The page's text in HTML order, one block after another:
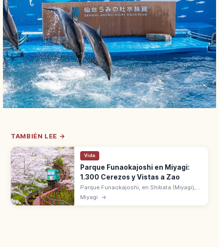
TAMBIÉN LEE →
Vida
Parque Funaokajoshi en Miyagi:
1.300 Cerezos y Vistas a Zao
Parque Funaokajoshi, en Shibata (Miyagi),
tiene 1.300 cerezos en las ruinas del
castillo. Cien Mejores Lugares de Sakura
Miyagi →